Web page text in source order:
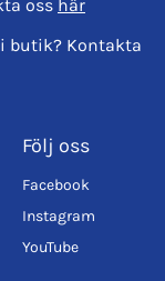
oss här
butik? Kontakta
Följ oss
Facebook
Instagram
YouTube